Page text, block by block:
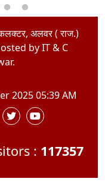
अलवर ( राज.)
by IT & C
2025 05:39 AM
: 117357